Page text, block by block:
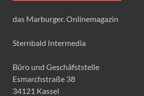
das Marburger. Onlinemagazin
Sternbald Intermedia
Büro und Geschäfststelle
Esmarchstraße 38
34121 Kassel